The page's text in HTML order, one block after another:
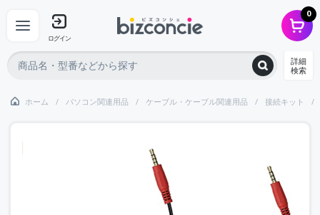
ログイン
0
詳細
検索
ホーム パソコン関連用品 ケーブル・ケーブル関連用品 接続キット